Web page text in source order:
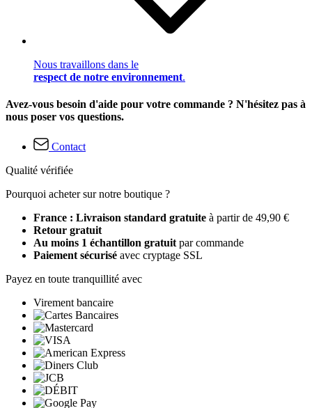
Nous travaillons dans le
respect de notre environnement.
Avez-vous besoin d'aide pour votre commande ? N'hésitez pas à
nous poser vos questions.
Contact
Qualité vérifiée
Pourquoi acheter sur notre boutique ?
France : Livraison standard gratuite à partir de 49,90 €
Retour gratuit
Au moins 1 échantillon gratuit par commande
Paiement sécurisé avec cryptage SSL
Payez en toute tranquillité avec
Virement bancaire